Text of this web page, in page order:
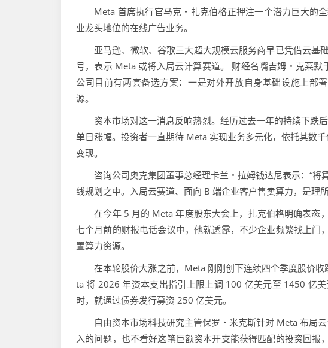
Meta 首席执行官马克・扎克伯格正押注一个潜力巨大的
业龙头地位的在线广告业务。
亚马逊、微软、谷歌三大超大规模云服务商早已凭借云基
号，表示 Meta 或将入局云计算赛道。 财经名嘴吉姆・克莱默
公司目前有两套备选方案：一是对外开放自身基础设施上部
源。
资本市场对这一消息反响热烈。经历过去一年的持续下跌
单日涨幅。投资者一直期待 Meta 实现业务多元化，依托其数
变现。
咨询公司奥克集团董事总经理卡兰・拉姆钱达尼表示：“将
线规划之中。入局云赛道、面向 B 端企业客户售卖算力，是理
在今年 5 月的 Meta 年度股东大会上，扎克伯格明确表态
七个月前的财报电话会议中，他就透露，不少企业频繁找上
置算力资源。
在本轮股价大涨之前，Meta 刚刚创下连续四个季度股价收
ta 将 2026 年资本支出指引上限上调 100 亿美元至 1450 亿
时，就通过债券发行募资 250 亿美元。
自由资本市场科技研究主管保罗・米克斯针对 Meta 布局云
入的问题，也不看好这笔巨额资本开支能获得匹配的投资回